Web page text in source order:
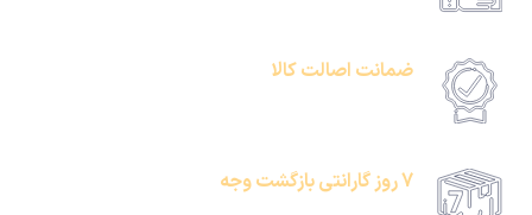
ضمانت اصالت کالا
7 روز گارانتی بازگشت وجه